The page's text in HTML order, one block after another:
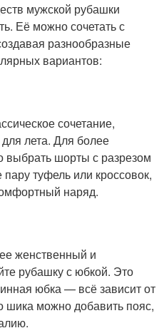
мужской рубашки
Её можно сочетать с
разнообразные
вариантов:
сочетание,
лета. Для более
выбрать шорты с разрезом
туфель или кроссовок,
наряд.
женственный и
рубашку с юбкой. Это
юбка — всё зависит от
шика можно добавить пояс,